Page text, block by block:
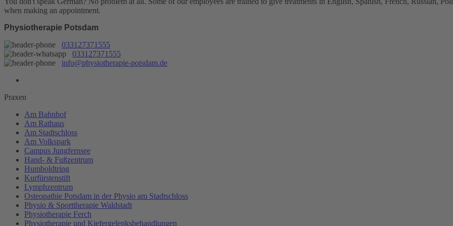
when making an appointment.
Physiotherapie Potsdam
033127371555
033127371555
info@physiotherapie-potsdam.de
Praxen
Am Bahnhof
Am Rathaus
Am Stadtschloss
Am Volkspark
Campus Jungfernsee
Hand- & Fußzentrum
Humboldtring
Kurfürstenstift
Lymphzentrum
Osteopathie Potsdam in der Physio am Stadtschloss
Physio & Sporttherapie Waldstadt
Physiotherapie Ferch
Physiotherapie und Kiefergelenksbehandlungen